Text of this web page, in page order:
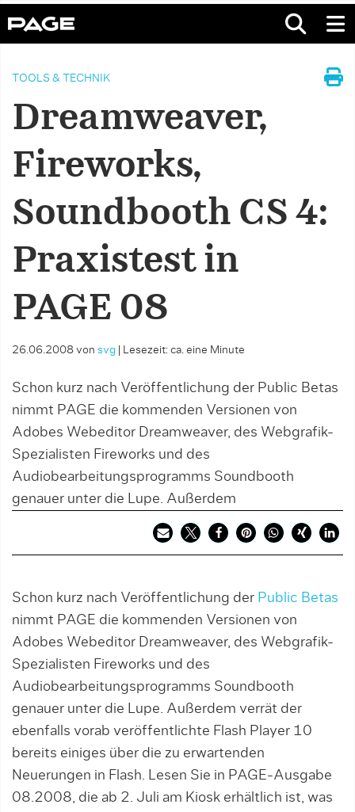
TOOLS & TECHNIK
Dreamweaver,
Fireworks,
Soundbooth CS 4:
Praxistest in
PAGE 08
26.06.2008 von svg Lesezeit: ca. eine Minute
Schon kurz nach Veröffentlichung der Public Betas
nimmt PAGE die kommenden Versionen von
Adobes Webeditor Dreamweaver, des Webgrafik-
Spezialisten Fireworks und des
Audiobearbeitungsprogramms Soundbooth
genauer unter die Lupe. Außerdem
Schon kurz nach Veröffentlichung der Public Betas
nimmt PAGE die kommenden Versionen von
Adobes Webeditor Dreamweaver, des Webgrafik-
Spezialisten Fireworks und des
Audiobearbeitungsprogramms Soundbooth
genauer unter die Lupe. Außerdem verrät der
ebenfalls vorab veröffentlichte Flash Player 10
bereits einiges über die zu erwartenden
Neuerungen in Flash. Lesen Sie in PAGE-Ausgabe
08.2008, die ab 2. Juli am Kiosk erhältlich ist, was